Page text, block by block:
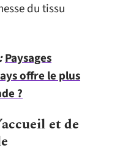
du tissu
Paysages
offre le plus
?
et de